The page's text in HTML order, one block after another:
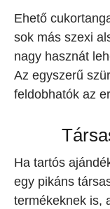
Ehető
sok más szexi
nagy hasznát
Az egyszerű
feldobhatók az
Ha tartós
egy pikáns
termékeknek is,